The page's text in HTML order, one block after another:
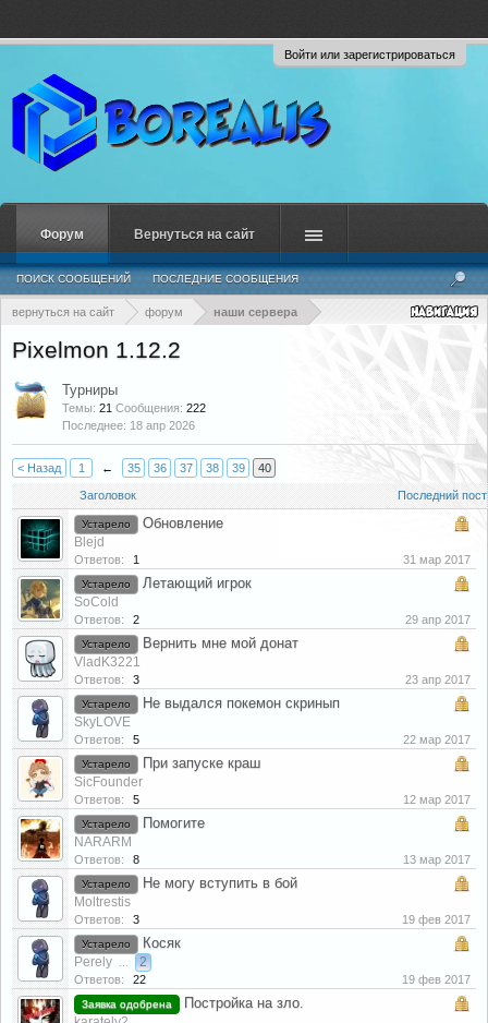
Войти или зарегистрироваться
вернуться на сайт форум наши сервера
Pixelmon 1.12.2
Турниры
Темы: 21 Сообщения: 222
18 апр 2026
< Назад 1 ← 35 36 37 38 39 40
Заголовок Последний пост
Устарело Обновление
Blejd
Ответов: 1 31 мар 2017
Устарело Летающий игрок
SoCold
Ответов: 2 29 апр 2017
Устарело Вернить мне мой донат
VladK3221
Ответов: 3 23 апр 2017
Устарело Не выдался покемон скринып
SkyLOVE
Ответов: 5 22 мар 2017
Устарело При запуске краш
SicFounder
Ответов: 5 12 мар 2017
Устарело Помогите
NARARM
Ответов: 8 13 мар 2017
Устарело Не могу вступить в бой
Moltrestis
Ответов: 3 19 фев 2017
Устарело Косяк
Perely ... 2
Ответов: 22 19 фев 2017
Заявка одобрена Постройка на зло.
Форум
ПОИСК СООБЩЕНИЙ ПОСЛЕДНИЕ СООБЩЕНИЯ
Вернуться на сайт